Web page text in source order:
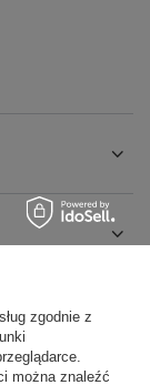
zgodnie z
można znaleźć